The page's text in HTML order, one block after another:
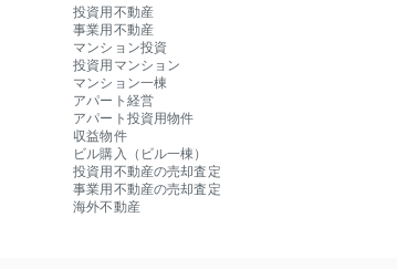
投資用不動産
事業用不動産
マンション投資
投資用マンション
マンション一棟
アパート経営
アパート投資用物件
収益物件
ビル購入（ビル一棟）
投資用不動産の売却査定
事業用不動産の売却査定
海外不動産